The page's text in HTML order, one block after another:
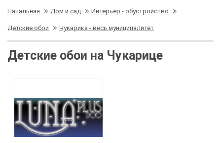
Начальная Дом и сад Интерьер - обустройство
Детские обои Чукарика - весь муниципалитет
Детские обои на Чукарице